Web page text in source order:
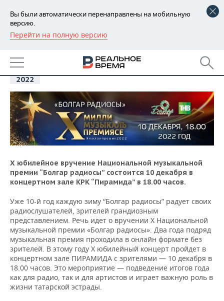
Вы были автоматически перенаправлены на мобильную
версию.
Перейти на полную версию
РЕГИОНЫ
БАШКОРТОСТАН
ТАТАРСТАН
УДМУРТИЯ
НОВОСТИ
АНАЛИТИКА
НОВОСТИ АНАЛИТИКИ
ДЕКЛАРАЦИИ О ДОХОДАХ
ВУЗЫ ТАТАРСТАНА
КОМУ ПРИНАДЛЕЖАТ
ТОРГОВЫЕ ЦЕНТРЫ
ТАТАРСТАНА
ЭКОНОМИКА
НОВОСТИ ЭКОНОМИКИ
БАНКИ
БЮДЖЕТ
ИНВЕСТИЦИИ
ПРОМЫШЛЕННОСТЬ
ПРОМЫШЛЕННОСТИ
АГРОПРОМ
МАШИНОСТРОЕНИЕ
НЕФТЕХИМИЯ
НЕФТЬ
ОПК
НОВОСТИ НЕДВИЖИМОСТИ
АВТО
НОВОСТИ АВТО
БИЗНЕС
НОВОСТИ БИЗНЕСА
РОЗНИЧНАЯ ТОРГОВЛЯ
ТРАНСПОРТ
УСЛУГИ
ТЕХНОЛОГИИ
НОВОСТИ ТЕХНОЛОГИЙ
IT
МЕДИА
МЕРОПРИЯТИЯ
НОВОСТИ МЕРОПРИЯТИЙ
ВЫЕЗДНАЯ РЕДАКЦИЯ
СПОРТ
НОВОСТИ СПОРТА
ОБЩЕСТВО
10
дек
2022
премия “Болгар радиосы”
Х юбилейное вручение Национальной музыкальной
премии “Болгар радиосы” состоится 10 декабря в
концертном зале КРК “Пирамида” в 18.00 часов.
Уже 10-й год каждую зиму “Болгар радиосы” радует своих
радиослушателей, зрителей грандиозным
представлением. Речь идет о вручении X Национальной
музыкальной премии «Болгар радиосы». Два года подряд
музыкальная премия проходила в онлайн формате без
зрителей. В этому году Х юбилейный концерт пройдет в
концертном зале ПИРАМИДА с зрителями — 10 декабря в
18.00 часов. Это мероприятие — подведение итогов года
как для радио, так и для артистов и играет важную роль в
жизни татарской эстрады.